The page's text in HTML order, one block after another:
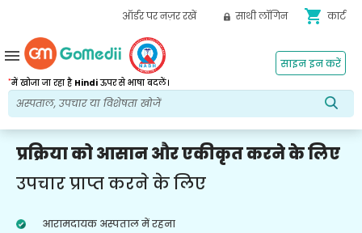
ऑर्डर पर नज़र रखें साथी लॉगिन shopping_cart कार्ट
*में खोजा जा रहा है Hindiऊपर से भाषा बदलें।
साइन इन करें
menu
प्रक्रिया को आसान और एकीकृत करने के लिए
उपचार प्राप्त करने के लिए
आरामदायक अस्पताल में रहना